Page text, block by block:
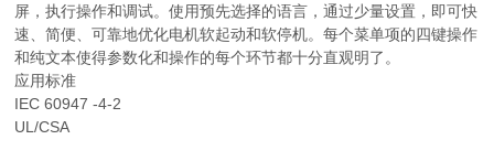
屏，执行操作和调试。使用预先选择的语言，通过少量设置，即可快
速、简便、可靠地优化电机软起动和软停机。每个菜单项的四键操作
和纯文本使得参数化和操作的每个环节都十分直观明了。
应用标准
IEC 60947 -4-2
UL/CSA